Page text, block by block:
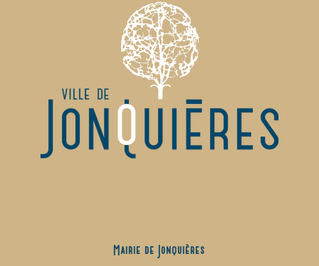
Mairie de Jonquières